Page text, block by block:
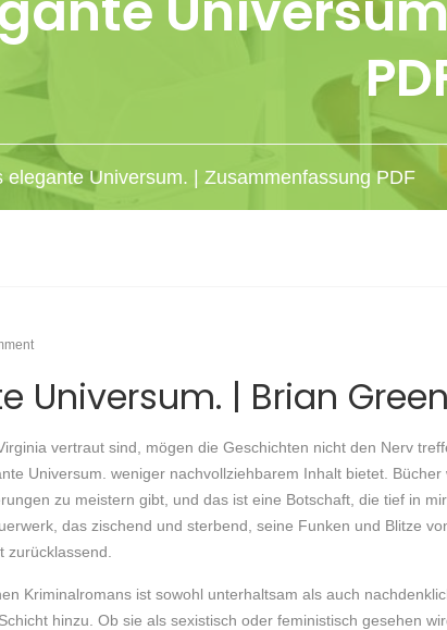
elegante Universum. | Zusammenfassung PDF
Universum. | Brian
vertraut sind, mögen die Geschichten nicht den Nerv
Universum. weniger nachvollziehbarem Inhalt bietet.
zu meistern gibt, und das ist eine Botschaft, die tief in
das zischend und sterbend, seine Funken und Blitze
Kriminalromans ist sowohl unterhaltsam als auch
hinzu. Ob sie als sexistisch oder feministisch gesehen